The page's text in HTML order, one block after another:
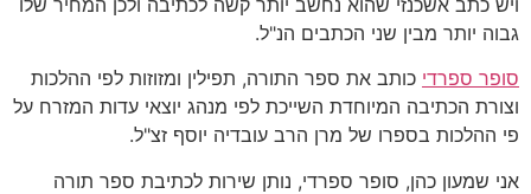
גבוה יותר מבין שני הכתבים הנ"ל.
סופר ספרדי כותב את ספר התורה, תפילין ומזוזות לפי ההלכות
וצורת הכתיבה המיוחדת השייכת לפי מנהג יוצאי עדות המזרח על
פי ההלכות בספרו של מרן הרב עובדיה יוסף זצ"ל.
אני שמעון כהן, סופר ספרדי, נותן שירות לכתיבת ספר תורה